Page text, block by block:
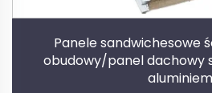
Panele sandwichesowe
obudowy/panel dachowy
aluminiem